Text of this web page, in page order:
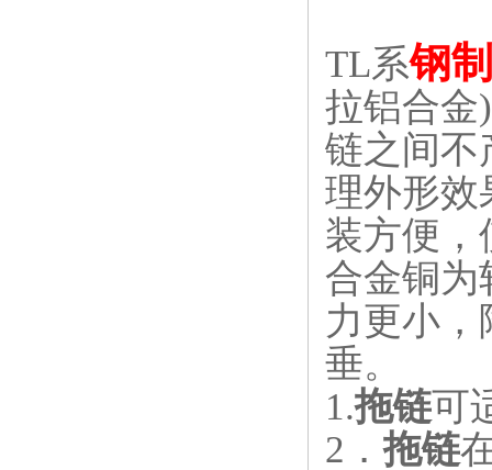
TL系钢
拉铝合金
链之间不
理外形效
装方便，
合金铜为
力更小
垂。
1.拖链可
2 ．拖链